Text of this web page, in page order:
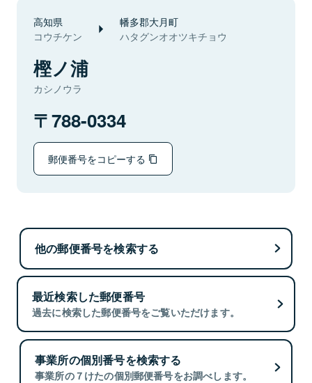
高知県
コウチケン
幡多郡大月町
ハタグンオオツキチョウ
樫ノ浦
カシノウラ
788-0334
郵便番号をコピーする
他の郵便番号を検索する
最近検索した郵便番号
過去に検索した郵便番号をご覧いただけます。
事業所の個別番号を検索する
事業所の７けたの個別郵便番号をお調べします。